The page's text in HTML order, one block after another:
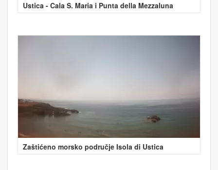
Ustica - Cala S. Maria i Punta della Mezzaluna
Zaštićeno morsko područje Isola di Ustica